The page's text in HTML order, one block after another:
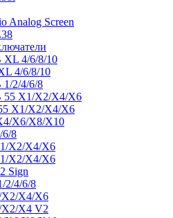
Analog Screen
XL 4/6/8/10
4/6/8/10
1/2/4/6/8
55 X1/X2/X4/X6
X1/X2/X4/X6
X6/X8/X10
6/8
X2/X4/X6
X2/X4/X6
Sign
2/4/6/8
X2/X4/X6
X2/X4 V2